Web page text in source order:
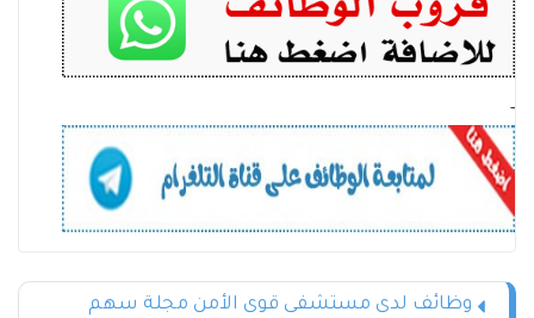
-
وظائف لدى مستشفى قوى الأمن مجلة سهم